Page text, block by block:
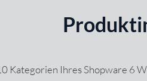
Kategorien Ihres Shopware 6